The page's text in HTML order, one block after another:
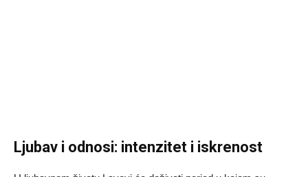
Ljubav i odnosi: intenzitet i iskrenost